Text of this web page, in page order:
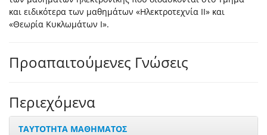
και ειδικότερα των μαθημάτων «Ηλεκτροτεχνία ΙΙ» και
«Θεωρία Κυκλωμάτων Ι».
Προαπαιτούμενες Γνώσεις
Περιεχόμενα
ΤΑΥΤΟΤΗΤΑ ΜΑΘΗΜΑΤΟΣ